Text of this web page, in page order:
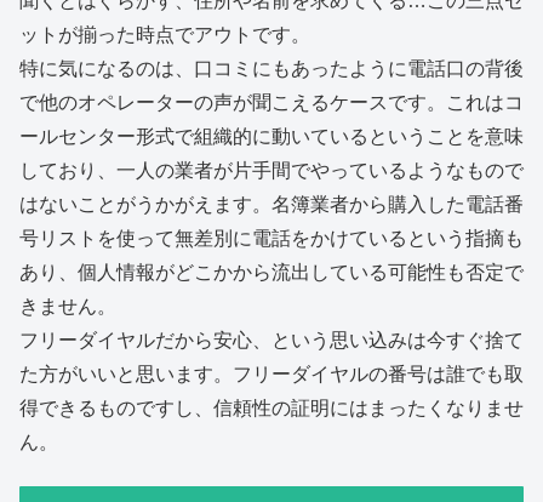
ットが揃った時点でアウトです。
特に気になるのは、口コミにもあったように電話口の背後
で他のオペレーターの声が聞こえるケースです。これはコ
ールセンター形式で組織的に動いているということを意味
しており、一人の業者が片手間でやっているようなもので
はないことがうかがえます。名簿業者から購入した電話番
号リストを使って無差別に電話をかけているという指摘も
あり、個人情報がどこかから流出している可能性も否定で
きません。
フリーダイヤルだから安心、という思い込みは今すぐ捨て
た方がいいと思います。フリーダイヤルの番号は誰でも取
得できるものですし、信頼性の証明にはまったくなりませ
ん。